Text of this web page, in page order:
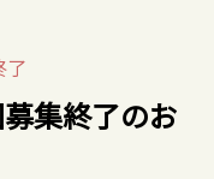
了
集終了のお